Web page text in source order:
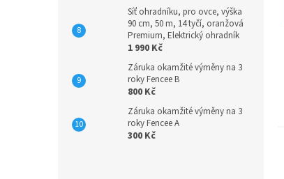
Síť ohradníku, pro ovce, výška
90 cm, 50 m, 14 tyčí, oranžová
Premium, Elektrický ohradník
1 990 Kč
Záruka okamžité výměny na 3
roky Fencee B
800 Kč
Záruka okamžité výměny na 3
roky Fencee A
300 Kč